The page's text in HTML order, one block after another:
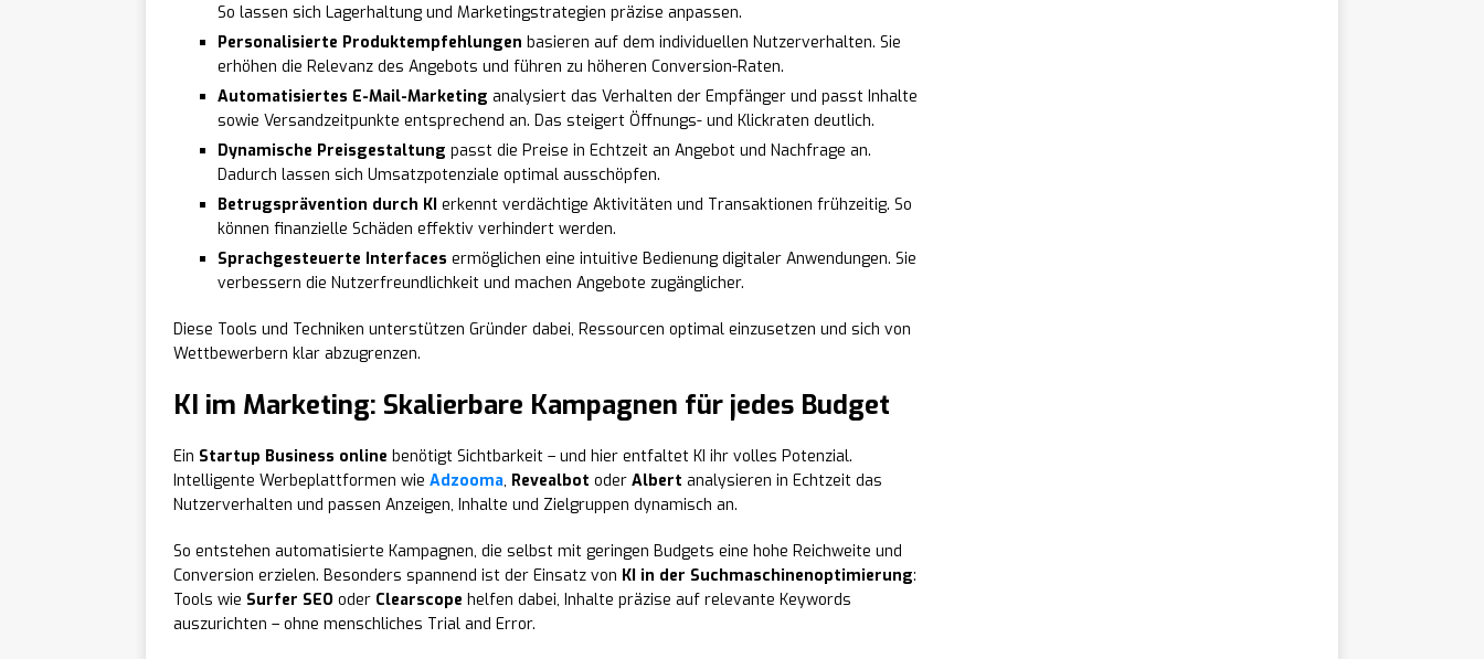
So lassen sich Lagerhaltung und Marketingstrategien präzise anpassen.
Personalisierte Produktempfehlungen basieren auf dem individuellen Nutzerverhalten. Sie
erhöhen die Relevanz des Angebots und führen zu höheren Conversion-Raten.
Automatisiertes E-Mail-Marketing analysiert das Verhalten der Empfänger und passt Inhalte
sowie Versandzeitpunkte entsprechend an. Das steigert Öffnungs- und Klickraten deutlich.
Dynamische Preisgestaltung passt die Preise in Echtzeit an Angebot und Nachfrage an.
Dadurch lassen sich Umsatzpotenziale optimal ausschöpfen.
Betrugsprävention durch KI erkennt verdächtige Aktivitäten und Transaktionen frühzeitig. So
können finanzielle Schäden effektiv verhindert werden.
Sprachgesteuerte Interfaces ermöglichen eine intuitive Bedienung digitaler Anwendungen. Sie
verbessern die Nutzerfreundlichkeit und machen Angebote zugänglicher.
Diese Tools und Techniken unterstützen Gründer dabei, Ressourcen optimal einzusetzen und sich von
Wettbewerbern klar abzugrenzen.
KI im Marketing: Skalierbare Kampagnen für jedes Budget
Ein Startup Business online benötigt Sichtbarkeit – und hier entfaltet KI ihr volles Potenzial.
Intelligente Werbeplattformen wie Adzooma, Revealbot oder Albert analysieren in Echtzeit das
Nutzerverhalten und passen Anzeigen, Inhalte und Zielgruppen dynamisch an.
So entstehen automatisierte Kampagnen, die selbst mit geringen Budgets eine hohe Reichweite und
Conversion erzielen. Besonders spannend ist der Einsatz von KI in der Suchmaschinenoptimierung:
Tools wie Surfer SEO oder Clearscope helfen dabei, Inhalte präzise auf relevante Keywords
auszurichten – ohne menschliches Trial and Error.